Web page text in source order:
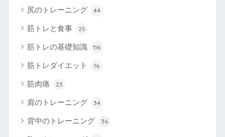
尻のトレーニング 44
筋トレと食事 25
筋トレの基礎知識 116
筋トレダイエット 16
筋肉痛 23
肩のトレーニング 34
背中のトレーニング 36